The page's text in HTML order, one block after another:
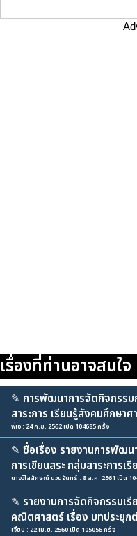
เรื่องที่ท่านอาจสนใจ
✎ การพัฒนาการจัดกิจกรรม
สาระการ เรียนรู้สังคมศึกษาศ
พี่เอ : 24 ก.ย. 2562 เปิด 104685 ครั้ง
✎ ชื่อเรื่อง รายงานการพัฒน
การเขียนสระ กลุ่มสาระการเ
นางวิไลลักษณ์ นวนจันทร์ : 8 ส.ค. 2561 เปิด
✎ รายงานการจัดกิจกรรมเ
คณิตศาสตร์ เรื่อง บทประยุก
เจี๊ยบ : 22 เม.ย. 2560 เปิด 105056 ครั้ง